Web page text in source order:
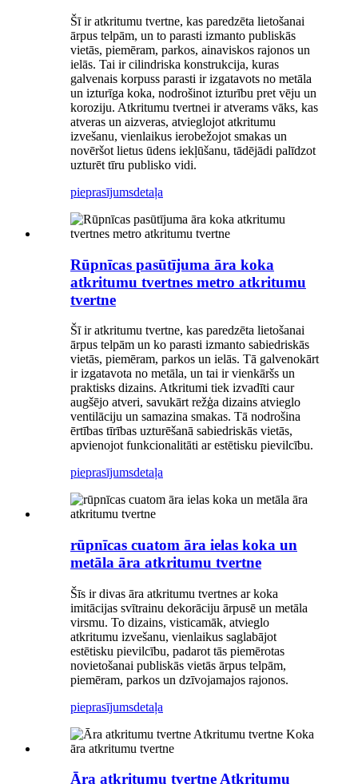
Šī ir atkritumu tvertne, kas paredzēta lietošanai
ārpus telpām, un to parasti izmanto publiskās
vietās, piemēram, parkos, ainaviskos rajonos un
ielās. Tai ir cilindriska konstrukcija, kuras
galvenais korpuss parasti ir izgatavots no metāla
un izturīga koka, nodrošinot izturību pret vēju un
koroziju. Atkritumu tvertnei ir atverams vāks, kas
atveras un aizveras, atvieglojot atkritumu
izvešanu, vienlaikus ierobežojot smakas un
novēršot lietus ūdens iekļūšanu, tādējādi palīdzot
uzturēt tīru publisko vidi.
pieprasījumsdetaļa
Rūpnīcas pasūtījuma āra koka
atkritumu tvertnes metro atkritumu
tvertne
Šī ir atkritumu tvertne, kas paredzēta lietošanai
ārpus telpām un ko parasti izmanto sabiedriskās
vietās, piemēram, parkos un ielās. Tā galvenokārt
ir izgatavota no metāla, un tai ir vienkāršs un
praktisks dizains. Atkritumi tiek izvadīti caur
augšējo atveri, savukārt režģa dizains atvieglo
ventilāciju un samazina smakas. Tā nodrošina
ērtības tīrības uzturēšanā sabiedriskās vietās,
apvienojot funkcionalitāti ar estētisku pievilcību.
pieprasījumsdetaļa
rūpnīcas cuatom āra ielas koka un
metāla āra atkritumu tvertne
Šīs ir divas āra atkritumu tvertnes ar koka
imitācijas svītrainu dekorāciju ārpusē un metāla
virsmu. To dizains, visticamāk, atvieglo
atkritumu izvešanu, vienlaikus saglabājot
estētisku pievilcību, padarot tās piemērotas
novietošanai publiskās vietās ārpus telpām,
piemēram, parkos un dzīvojamajos rajonos.
pieprasījumsdetaļa
Āra atkritumu tvertne Atkritumu